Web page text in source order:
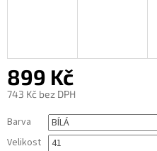
899 Kč
743 Kč bez DPH
cena:
Barva
Velikost